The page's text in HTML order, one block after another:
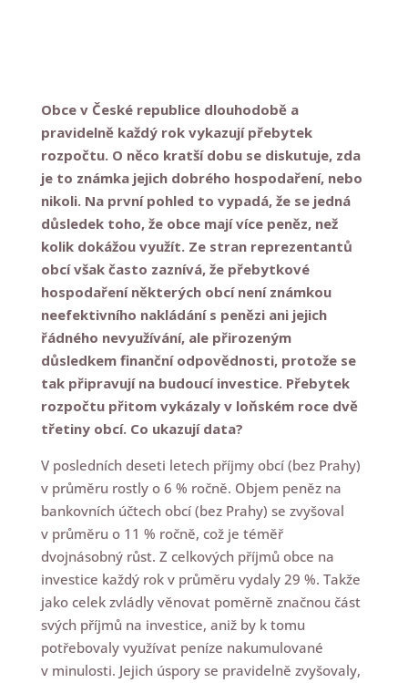
Obce v České republice dlouhodobě a
pravidelně každý rok vykazují přebytek
rozpočtu. O něco kratší dobu se diskutuje, zda
je to známka jejich dobrého hospodaření, nebo
nikoli. Na první pohled to vypadá, že se jedná
důsledek toho, že obce mají více peněz, než
kolik dokážou využít. Ze stran reprezentantů
obcí však často zaznívá, že přebytkové
hospodaření některých obcí není známkou
neefektivního nakládání s penězi ani jejich
řádného nevyužívání, ale přirozeným
důsledkem finanční odpovědnosti, protože se
tak připravují na budoucí investice. Přebytek
rozpočtu přitom vykázaly v loňském roce dvě
třetiny obcí. Co ukazují data?
V posledních deseti letech příjmy obcí (bez Prahy)
v průměru rostly o 6 % ročně. Objem peněz na
bankovních účtech obcí (bez Prahy) se zvyšoval
v průměru o 11 % ročně, což je téměř
dvojnásobný růst. Z celkových příjmů obce na
investice každý rok v průměru vydaly 29 %. Takže
jako celek zvládly věnovat poměrně značnou část
svých příjmů na investice, aniž by k tomu
potřebovaly využívat peníze nakumulované
v minulosti. Jejich úspory se pravidelně zvyšovaly,